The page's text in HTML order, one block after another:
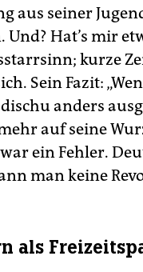
aus seiner
Und? Hat’s mir
kurze
Sein Fazit:
anders
auf seine
ein Fehler.
man keine
als